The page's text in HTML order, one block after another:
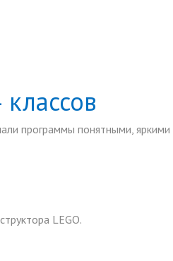
программы понятными, яркими
LEGO.